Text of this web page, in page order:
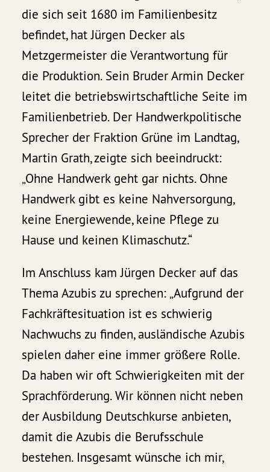
die sich seit 1680 im Familienbesitz
befindet, hat Jürgen Decker als
Metzgermeister die Verantwortung für
die Produktion. Sein Bruder Armin Decker
leitet die betriebswirtschaftliche Seite im
Familienbetrieb. Der Handwerkpolitische
Sprecher der Fraktion Grüne im Landtag,
Martin Grath, zeigte sich beeindruckt:
„Ohne Handwerk geht gar nichts. Ohne
Handwerk gibt es keine Nahversorgung,
keine Energiewende, keine Pflege zu
Hause und keinen Klimaschutz.“
Im Anschluss kam Jürgen Decker auf das
Thema Azubis zu sprechen: „Aufgrund der
Fachkräftesituation ist es schwierig
Nachwuchs zu finden, ausländische Azubis
spielen daher eine immer größere Rolle.
Da haben wir oft Schwierigkeiten mit der
Sprachförderung. Wir können nicht neben
der Ausbildung Deutschkurse anbieten,
damit die Azubis die Berufsschule
bestehen. Insgesamt wünsche ich mir,